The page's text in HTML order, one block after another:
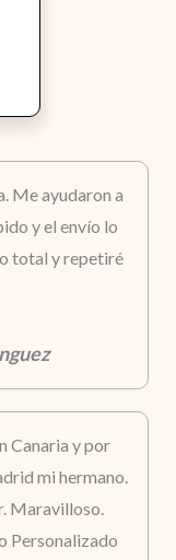
Me ayudaron a
y el envío lo
total y repetiré
Canaria y por
mi hermano.
Maravilloso.
Personalizado